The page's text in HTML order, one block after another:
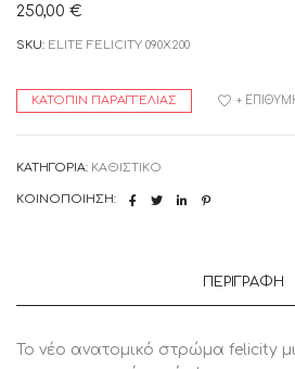
250,00 €
SKU: ELITE FELICITY 090X200
ΚΑΤΌΠΙΝ ΠΑΡΑΓΓΕΛΊΑΣ +
ΚΑΤΗΓΟΡΊΑ: ΚΑΘΙΣΤΙΚΟ
ΚΟΙΝΟΠΟΊΗΣΗ:
ΠΕΡΙΓΡΑΦΉ
Το νέο ανατομικό στρώμα felicity